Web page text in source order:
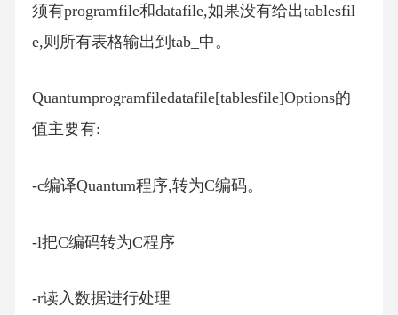
须有programfile和datafile,如果没有给出tablesfil
e,则所有表格输出到tab_中。
Quantumprogramfiledatafile[tablesfile]Options的
值主要有:
-c编译Quantum程序,转为C编码。
-l把C编码转为C程序
-r读入数据进行处理